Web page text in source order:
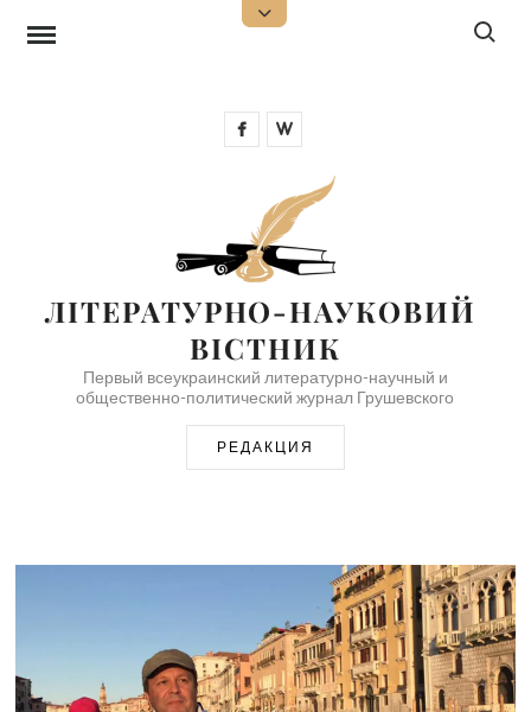
Открыть
Поиск:
FacebookWikipedia
ЛІТЕРАТУРНО-НАУКОВИЙ
ВІСТНИК
Первый всеукраинский литературно-научный и
общественно-политический журнал Грушевского
РЕДАКЦИЯ